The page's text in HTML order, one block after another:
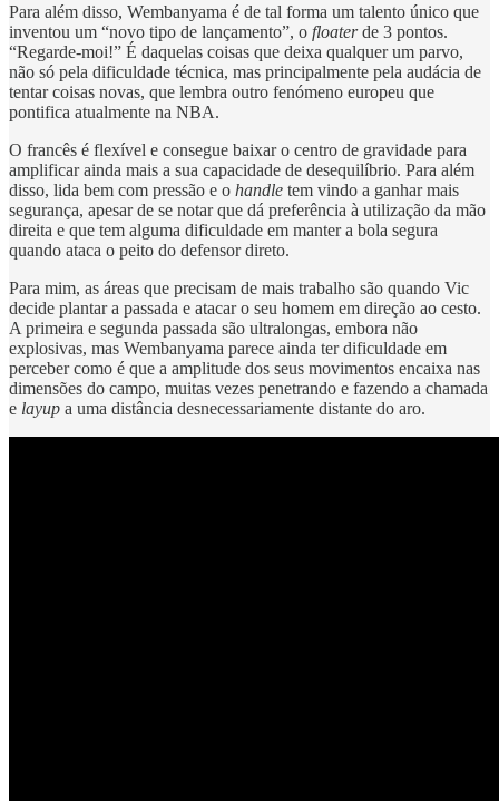
Para além disso, Wembanyama é de tal forma um talento único que
inventou um “novo tipo de lançamento”, o floaterde 3 pontos.
“Regarde-moi!” É daquelas coisas que deixa qualquer um parvo,
não só pela dificuldade técnica, mas principalmente pela audácia de
tentar coisas novas, que lembra outro fenómeno europeu que
pontifica atualmente na NBA.
O francês é flexível e consegue baixar o centro de gravidade para
amplificar ainda mais a sua capacidade de desequilíbrio. Para além
disso, lida bem com pressão e o handle tem vindo a ganhar mais
segurança, apesar de se notar que dá preferência à utilização da mão
direita e que tem alguma dificuldade em manter a bola segura
quando ataca o peito do defensor direto.
Para mim, as áreas que precisam de mais trabalho são quando Vic
decide plantar a passada e atacar o seu homem em direção ao cesto.
A primeira e segunda passada são ultralongas, embora não
explosivas, mas Wembanyama parece ainda ter dificuldade em
perceber como é que a amplitude dos seus movimentos encaixa nas
dimensões do campo, muitas vezes penetrando e fazendo a chamada
e layup a uma distância desnecessariamente distante do aro.